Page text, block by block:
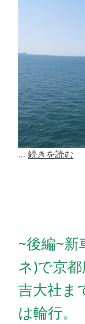
... 続きを読む
~後編~新
ネ)で京
吉大社ま
は輪行。